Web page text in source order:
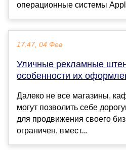
операционные системы
17:47, 04 Фев
Уличные рекламные
особенности их
Далеко не все магазины,
могут позволить себе
для продвижения своего
ограничен, вмест...